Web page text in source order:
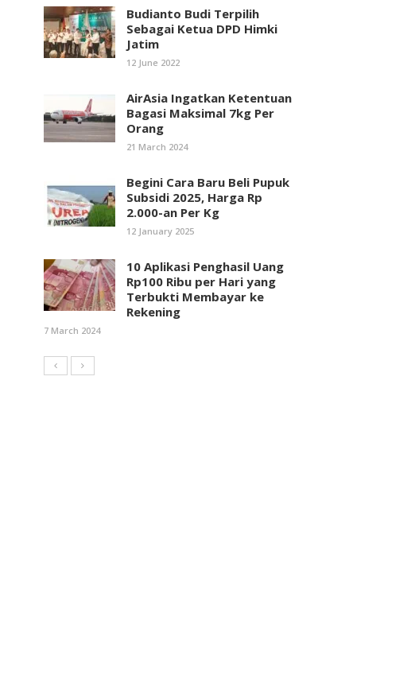
Budianto Budi Terpilih
Sebagai Ketua DPD Himki
Jatim
12 June 2022
AirAsia Ingatkan Ketentuan
Bagasi Maksimal 7kg Per
Orang
21 March 2024
Begini Cara Baru Beli Pupuk
Subsidi 2025, Harga Rp
2.000-an Per Kg
12 January 2025
10 Aplikasi Penghasil Uang
Rp100 Ribu per Hari yang
Terbukti Membayar ke
Rekening
7 March 2024